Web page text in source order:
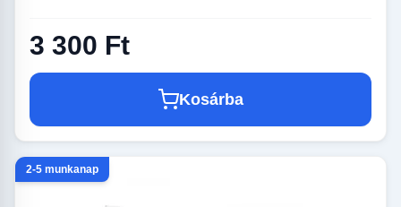
3 300 Ft
Kosárba
2-5 munkanap